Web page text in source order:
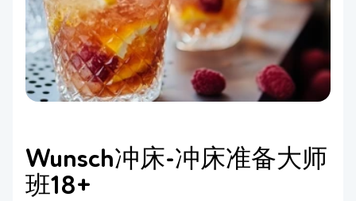
Wunsch冲床-冲床准备大师
班18+